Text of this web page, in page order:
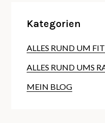
Kategorien
ALLES RUND UM
ALLES RUND UMS
MEIN BLOG